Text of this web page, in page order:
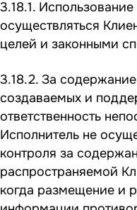
3.18.1.
осуществляться
целей и законными
3.18.2. За
создаваемых и
ответственность
Исполнитель не
контроля за
распространяемой
когда размещение и